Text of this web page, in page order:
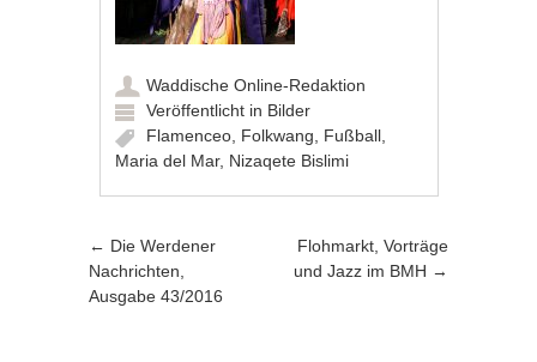
Waddische Online-Redaktion
Veröffentlicht in Bilder
Flamenceo Folkwang Fußball
Maria del Mar, Nizaqete Bislimi
Artikel-Navigation
← Die Werdener
Nachrichten,
Ausgabe 43/2016
Flohmarkt, Vorträge
und Jazz im BMH →